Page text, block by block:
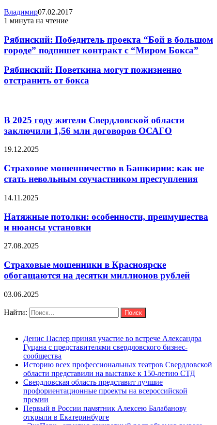
Владимир07.02.2017
1 минута на чтение
Рябинский: Победитель проекта “Бой в большом
городе” подпишет контракт с “Миром Бокса”
Рябинский: Поветкина могут пожизненно
отстранить от бокса
В 2025 году жители Свердловской области
заключили 1,56 млн договоров ОСАГО
19.12.2025
Страховое мошенничество в Башкирии: как не
стать невольным соучастником преступления
14.11.2025
Натяжные потолки: особенности, преимущества
и нюансы установки
27.08.2025
Страховые мошенники в Красноярске
обогащаются на десятки миллионов рублей
03.06.2025
Найти:
Денис Паслер принял участие во встрече Александра
Гуцана с представителями свердловского бизнес-
сообщества
Историю всех профессиональных театров Свердловской
области представили на выставке к 150-летию СТД
Свердловская область представит лучшие
профориентационные проекты на всероссийской
премии
Первый в России памятник Алексею Балабанову
открыли в Екатеринбурге